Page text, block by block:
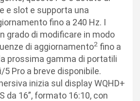
e slot e supporta una
fino a 240 Hz. I
grado di modificare in modo
di aggiornamento2 fino a
prossima gamma di portatili
5 Pro a breve disponibile.
inizia sul display WQHD+
da 16”, formato 16:10, con